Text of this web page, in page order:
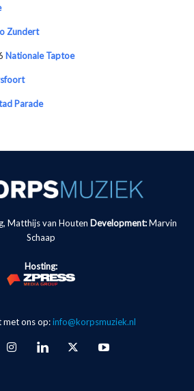
Zundert
Nationale Taptoe
Parade
Matthijs van Houten Development: Marvin
Schaap
Hosting:
met ons op:info@korpsmuziek.nl